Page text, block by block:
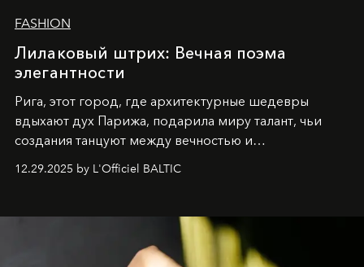
FASHION
Лилаковый штрих: Вечная поэма
элегантности
Рига, этот город, где архитектурные шедевры
вдыхают дух Парижа, подарила миру талант, чьи
создания танцуют между вечностью и
современностью.
12.29.2025 by L'Officiel BALTIC